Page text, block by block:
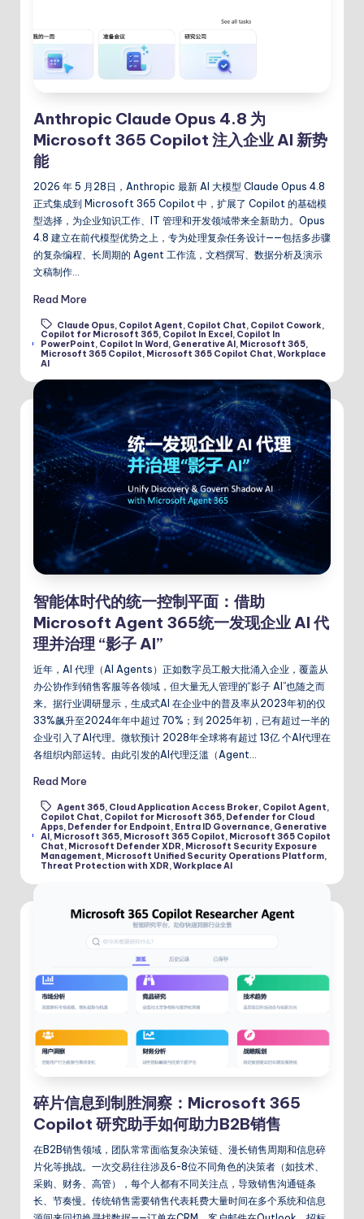
Anthropic Claude Opus 4.8 为
Microsoft 365 Copilot 注入企业 AI 新势
能
2026 年 5 月28日，Anthropic 最新 AI 大模型 Claude Opus 4.8
正式集成到 Microsoft 365 Copilot 中，扩展了 Copilot 的基础模
型选择，为企业知识工作、IT 管理和开发领域带来全新助力。Opus
4.8 建立在前代模型优势之上，专为处理复杂任务设计——包括多步骤
的复杂编程、长周期的 Agent 工作流，文档撰写、数据分析及演示
文稿制作…
Read More
Tags:
Claude Opus Copilot Agent Copilot Chat Copilot Cowork
Copilot for Microsoft 365, Copilot In Excel , Copilot In
PowerPoint, Copilot In Word , Generative AI , Microsoft 365,
Microsoft 365 Copilot, Microsoft 365 Copilot Chat,Workplace
AI
智能体时代的统一控制平面：借助
Microsoft Agent 365统一发现企业 AI 代
理并治理 “影子 AI”
近年，AI 代理（AI Agents）正如数字员工般大批涌入企业，覆盖从
办公协作到销售客服等各领域，但大量无人管理的“影子 AI”也随之而
来。据行业调研显示，生成式AI 在企业中的普及率从2023年初的仅
33%飙升至2024年年中超过 70%；到 2025年初，已有超过一半的
企业引入了AI代理。微软预计 2028年全球将有超过 13亿 个AI代理在
各组织内部运转。由此引发的AI代理泛滥（Agent…
Read More
Tags:
Agent 365, Cloud Application Access Broker, Copilot Agent,
Copilot Chat, Copilot for Microsoft 365, Defender for Cloud
Apps, Defender for Endpoint, Entra ID Governance, Generative
AI, Microsoft 365, Microsoft 365 Copilot, Microsoft 365 Copilot
Chat, Microsoft Defender XDR, Microsoft Security Exposure
Management, Microsoft Unified Security Operations Platform,
Threat Protection with XDR,Workplace AI
碎片信息到制胜洞察：Microsoft 365
Copilot 研究助手如何助力B2B销售
在B2B销售领域，团队常常面临复杂决策链、漫长销售周期和信息碎
片化等挑战。一次交易往往涉及6-8位不同角色的决策者（如技术、
采购、财务、高管），每个人都有不同关注点，导致销售沟通链条
长、节奏慢。传统销售需要销售代表耗费大量时间在多个系统和信息